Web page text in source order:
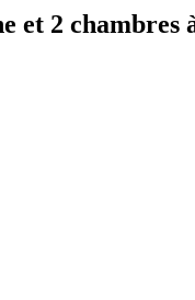
et 2